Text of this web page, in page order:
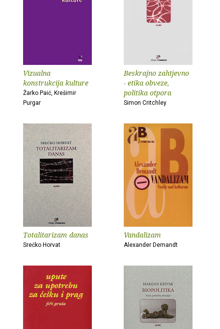
Vizualna
konstrukcija kulture
Žarko Paić, Krešimir
Purgar
Beskrajno zahtjevno
- etika obveze,
politika otpora
Simon Critchley
Totalitarizam danas
Srećko Horvat
Vandalizam
Alexander Demandt